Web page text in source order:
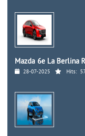
Mazda 6e La Berlina
28-07-2025 Hits: